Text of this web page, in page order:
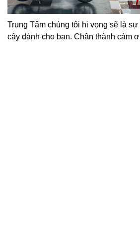
Trung Tâm chúng tôi hi vọng sẽ là
cậy dành cho bạn. Chân thành cảm